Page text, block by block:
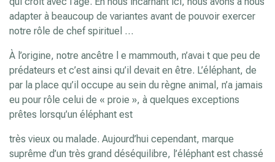
adapter à beaucoup de variantes avant de pouvoir exercer
notre rôle de chef spirituel …
À l’origine, notre ancêtre l e mammouth, n’avai t que peu de
prédateurs et c’est ainsi qu’il devait en être. L’éléphant, de
par la place qu’il occupe au sein du règne animal, n’a jamais
eu pour rôle celui de « proie », à quelques exceptions
prêtes lorsqu’un éléphant est
très vieux ou malade. Aujourd’hui cependant, marque
suprême d’un très grand déséquilibre, l’éléphant est chassé